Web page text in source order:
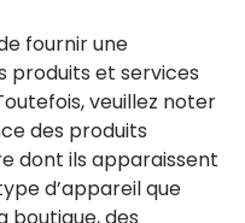
fournir une
produits et services
veuillez noter
des produits
dont ils apparaissent
d’appareil que